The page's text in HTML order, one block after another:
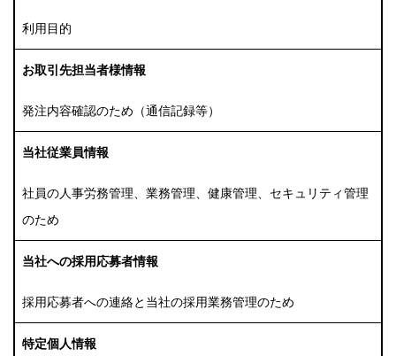
利用目的
お取引先担当者様情報
発注内容確認のため（通信記録等）
当社従業員情報
社員の人事労務管理、業務管理、健康管理、セキュリティ管理
のため
当社への採用応募者情報
採用応募者への連絡と当社の採用業務管理のため
特定個人情報